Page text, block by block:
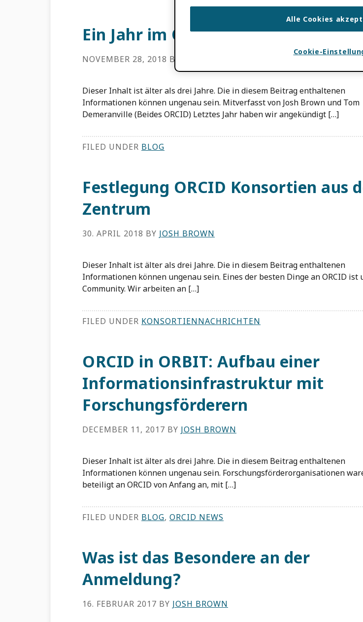
Ein Jahr im ORBIT
NOVEMBER 28, 2018 BY
Dieser Inhalt ist älter als drei Jahre. Die in diesem Beitrag enthaltenen
Informationen können ungenau sein. Mitverfasst von Josh Brown und Tom
Demeranville (Beides ORCID) Letztes Jahr haben wir angekündigt […]
FILED UNDER BLOG
Festlegung ORCID Konsortien aus
Zentrum
30. APRIL 2018 BY JOSH BROWN
Dieser Inhalt ist älter als drei Jahre. Die in diesem Beitrag enthaltenen
Informationen können ungenau sein. Eines der besten Dinge an ORCID ist
Community. Wir arbeiten an […]
FILED UNDER KONSORTIENNACHRICHTEN
ORCID in ORBIT: Aufbau einer
Informationsinfrastruktur mit
Forschungsförderern
DECEMBER 11, 2017 BY JOSH BROWN
Dieser Inhalt ist älter als drei Jahre. Die in diesem Beitrag enthaltenen
Informationen können ungenau sein. Forschungsförderorganisationen
beteiligt an ORCID von Anfang an, mit […]
FILED UNDER BLOG, ORCID NEWS
Was ist das Besondere an der
Anmeldung?
16. FEBRUAR 2017 BY JOSH BROWN
Alle Cookies
Cookie-